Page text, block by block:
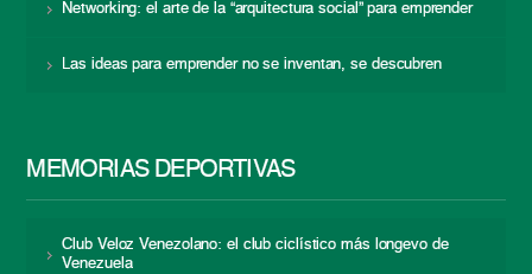
Networking: el arte de la “arquitectura social” para emprender
Las ideas para emprender no se inventan, se descubren
MEMORIAS DEPORTIVAS
Club Veloz Venezolano: el club ciclístico más longevo de
Venezuela